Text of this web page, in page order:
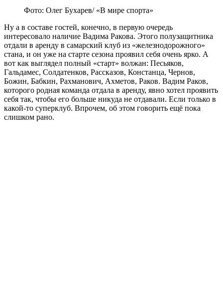
Фото: Олег Бухарев/ «В мире спорта»
Ну а в составе гостей, конечно, в первую очередь
интересовало наличие Вадима Ракова. Этого полузащитника
отдали в аренду в самарский клуб из «железнодорожного»
стана, и он уже на старте сезона проявил себя очень ярко. А
вот как выглядел полный «старт» волжан: Песьяков,
Гальдамес, Солдатенков, Рассказов, Констанца, Чернов,
Божин, Бабкин, Рахманович, Ахметов, Раков. Вадим Раков,
которого родная команда отдала в аренду, явно хотел проявить
себя так, чтобы его больше никуда не отдавали. Если только в
какой-то суперклуб. Впрочем, об этом говорить ещё пока
слишком рано.